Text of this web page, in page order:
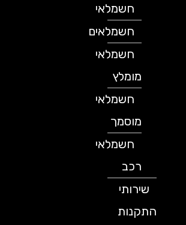
חשמלאי
חשמלאים
חשמלאי
מומלץ
חשמלאי
מוסמך
חשמלאי
שירותי
התקנות